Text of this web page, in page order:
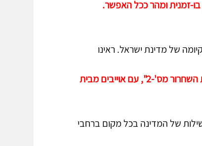
זמנית ומהר ככל האפשר.
של מדינת ישראל. ראינו
אם לא נטפל בבעיה הזו כעת, נמצא את עצמנו מהר מאד ב”מלחמת השחרור מס'-2", עם אוייבים מבית
של המדינה בכל מקום ברחבי